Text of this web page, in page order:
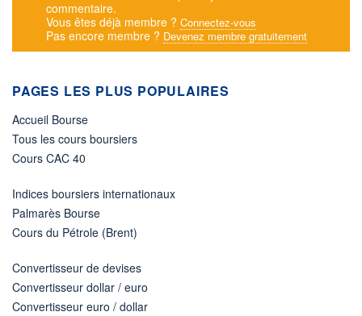
commentaire.
Vous êtes déjà membre ? Connectez-vous
Pas encore membre ? Devenez membre gratuitement
PAGES LES PLUS POPULAIRES
Accueil Bourse
Tous les cours boursiers
Cours CAC 40
Indices boursiers internationaux
Palmarès Bourse
Cours du Pétrole (Brent)
Convertisseur de devises
Convertisseur dollar / euro
Convertisseur euro / dollar